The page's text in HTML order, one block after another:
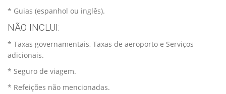
* Guias (espanhol ou inglês).
NÃO INCLUI:
* Taxas governamentais, Taxas de aeroporto e Serviços
adicionais.
* Seguro de viagem.
* Refeições não mencionadas.